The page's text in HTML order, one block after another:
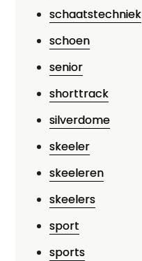
schaatstechniek
schoen
senior
shorttrack
silverdome
skeeler
skeeleren
skeelers
sport
sports